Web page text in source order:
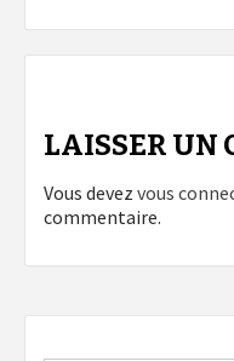
LAISSER UN
Vous devez vous
commentaire.